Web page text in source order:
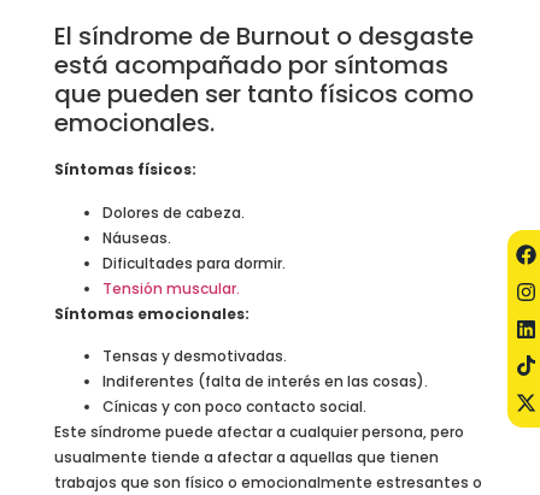
El síndrome de Burnout o desgaste
está acompañado por síntomas
que pueden ser tanto físicos como
emocionales.
Síntomas físicos:
Dolores de cabeza.
Náuseas.
Dificultades para dormir.
Tensión muscular.
Síntomas emocionales:
Tensas y desmotivadas.
Indiferentes (falta de interés en las cosas).
Cínicas y con poco contacto social.
Este síndrome puede afectar a cualquier persona, pero
usualmente tiende a afectar a aquellas que tienen
trabajos que son físico o emocionalmente estresantes o